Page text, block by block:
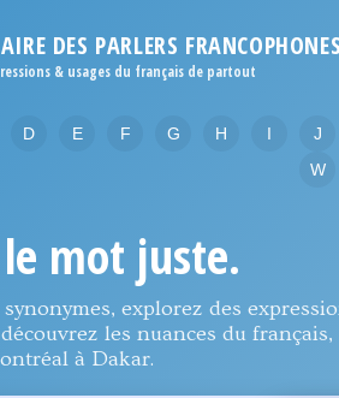
DES PARLERS
& usages du français de partout
D E F G H I
J
W
mot juste.
explorez des
les nuances du français,
à Dakar.